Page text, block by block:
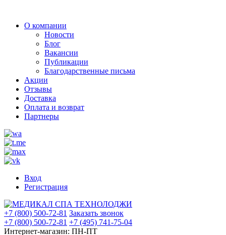
О компании
Новости
Блог
Вакансии
Публикации
Благодарственные письма
Акции
Отзывы
Доставка
Оплата и возврат
Партнеры
Вход
Регистрация
+7 (800) 500-72-81 Заказать звонок
+7 (800) 500-72-81 +7 (495) 741-75-04
Интернет-магазин: ПН-ПТ